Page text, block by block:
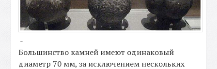
-
Большинство камней имеют одинаковый
диаметр 70 мм, за исключением нескольких